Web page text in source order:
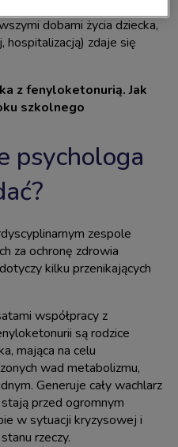
dobami życia dziecka,
hospitalizacją) zdaje się
z fenyloketonurią. Jak
szkolnego
psychologa
zespole
za ochronę zdrowia
kilku przenikających
współpracy z
są rodzice
mająca na celu
wad metabolizmu,
Generuje cały wachlarz
przed ogromnym
w sytuacji kryzysowej i
rzeczy.